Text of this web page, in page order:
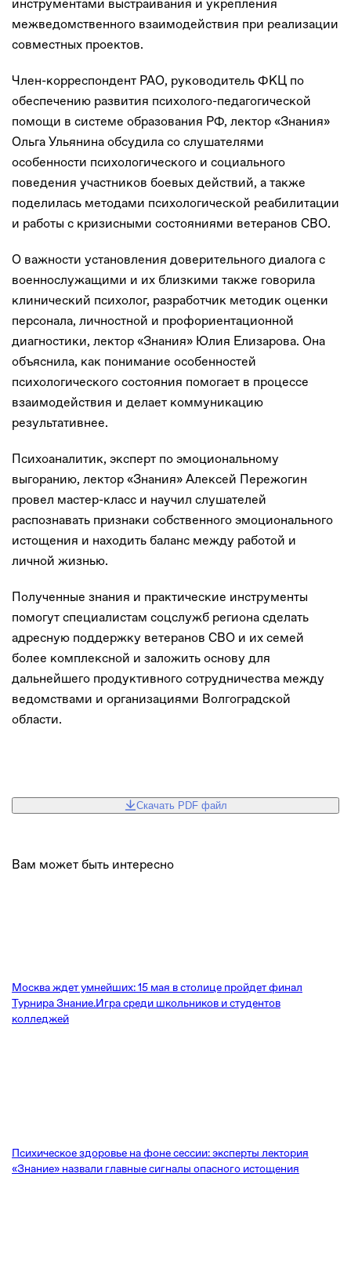
инструментами выстраивания и укрепления
межведомственного взаимодействия при реализации
совместных проектов.
Член-корреспондент РАО, руководитель ФКЦ по
обеспечению развития психолого-педагогической
помощи в системе образования РФ, лектор «Знания»
Ольга Ульянина обсудила со слушателями
особенности психологического и социального
поведения участников боевых действий, а также
поделилась методами психологической реабилитации
и работы с кризисными состояниями ветеранов СВО.
О важности установления доверительного диалога с
военнослужащими и их близкими также говорила
клинический психолог, разработчик методик оценки
персонала, личностной и профориентационной
диагностики, лектор «Знания» Юлия Елизарова. Она
объяснила, как понимание особенностей
психологического состояния помогает в процессе
взаимодействия и делает коммуникацию
результативнее.
Психоаналитик, эксперт по эмоциональному
выгоранию, лектор «Знания» Алексей Пережогин
провел мастер-класс и научил слушателей
распознавать признаки собственного эмоционального
истощения и находить баланс между работой и
личной жизнью.
Полученные знания и практические инструменты
помогут специалистам соцслужб региона сделать
адресную поддержку ветеранов СВО и их семей
более комплексной и заложить основу для
дальнейшего продуктивного сотрудничества между
ведомствами и организациями Волгоградской
области.
Скачать PDF файл
Вам может быть интересно
Москва ждет умнейших: 15 мая в столице пройдет финал
Турнира Знание.Игра среди школьников и студентов
колледжей
Психическое здоровье на фоне сессии: эксперты лектория
«Знание» назвали главные сигналы опасного истощения